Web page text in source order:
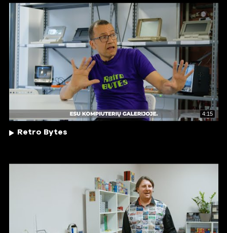
4:15
Retro Bytes